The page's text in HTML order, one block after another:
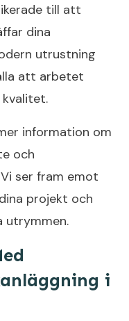
till att
dina
utrustning
att arbetet
information om
och
ser fram emot
projekt och
utrymmen.
i